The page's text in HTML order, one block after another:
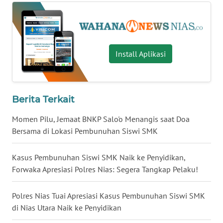
Install Aplikasi
Berita Terkait
Momen Pilu, Jemaat BNKP Salo'o Menangis saat Doa
Bersama di Lokasi Pembunuhan Siswi SMK
Kasus Pembunuhan Siswi SMK Naik ke Penyidikan,
Forwaka Apresiasi Polres Nias: Segera Tangkap Pelaku!
Polres Nias Tuai Apresiasi Kasus Pembunuhan Siswi SMK
di Nias Utara Naik ke Penyidikan
WN
KALBAR
WN
KALTENG
KALTARA
WN
KALSEL
WN